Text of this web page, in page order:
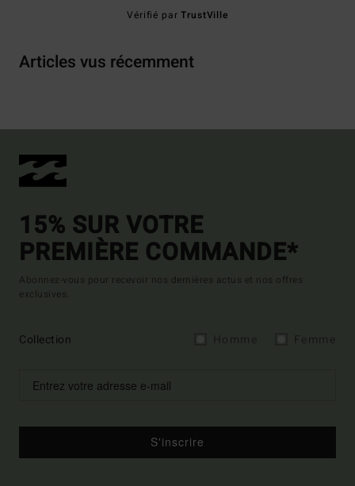
Vérifié parTrustVille
Articles vus récemment
15% SUR VOTRE
PREMIÈRE COMMANDE*
Abonnez-vous pour recevoir nos dernières actus et nos offres
exclusives.
Collection
S'inscrire